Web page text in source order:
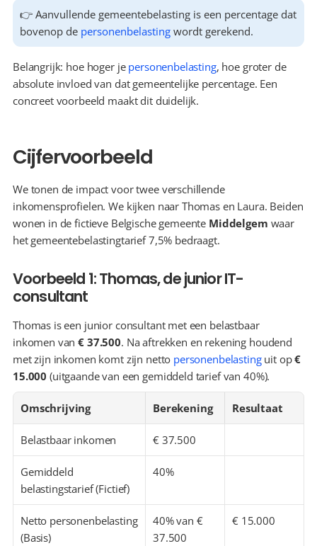
👉 Aanvullende gemeentebelasting is een percentage dat
bovenop de personenbelasting wordt gerekend.
Belangrijk: hoe hoger je personenbelasting, hoe groter de
absolute invloed van dat gemeentelijke percentage. Een
concreet voorbeeld maakt dit duidelijk.
Cijfervoorbeeld
We tonen de impact voor twee verschillende
inkomensprofielen. We kijken naar Thomas en Laura. Beiden
wonen in de fictieve Belgische gemeente Middelgem waar
het gemeentebelastingtarief 7,5% bedraagt.
Voorbeeld 1: Thomas, de junior IT-
consultant
Thomas is een junior consultant met een belastbaar
inkomen van € 37.500. Na aftrekken en rekening houdend
met zijn inkomen komt zijn netto personenbelasting uit op €
15.000 (uitgaande van een gemiddeld tarief van 40%).
Omschrijving Berekening Resultaat
Belastbaar inkomen € 37.500
Gemiddeld
belastingstarief (Fictief)
40%
Netto personenbelasting
(Basis)
40% van €
37.500
€ 15.000